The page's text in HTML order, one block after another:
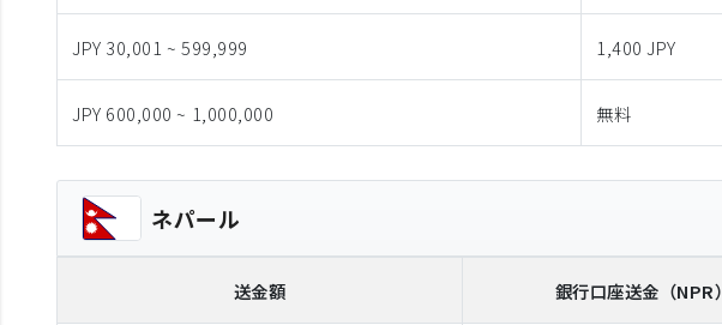
JPY 30,001 ~ 599,999
1,400 JPY
JPY 600,000 ~ 1,000,000 無料
ネパール
送金額 銀行口座送金 （NPR）